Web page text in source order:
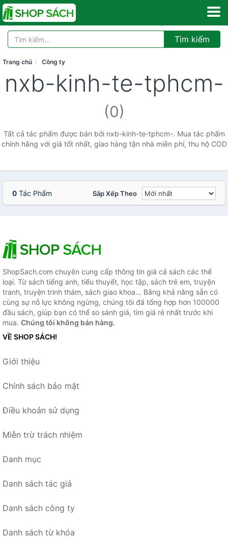
Tìm kiếm
Trang chủ Công ty
nxb-kinh-te-tphcm-
(0)
Tất cả tác phẩm được bán bởi nxb-kinh-te-tphcm-. Mua tác phẩm
chính hãng với giá tốt nhất, giao hàng tận nhà miễn phí, thu hộ COD
0 Tác Phẩm Sắp Xếp Theo
ShopSach.com chuyên cung cấp thông tin giá cả sách các thể
loại. Từ sách tiếng anh, tiểu thuyết, học tập, sách trẻ em, truyện
tranh, truyện trinh thám, sách giao khoa... Bằng khả năng sẵn có
cùng sự nỗ lực không ngừng, chúng tôi đã tổng hợp hơn 100000
đầu sách, giúp bạn có thể so sánh giá, tìm giá rẻ nhất trước khi
mua. Chúng tôi không bán hàng.
VỀ SHOP SÁCH!
Giới thiệu
Chính sách bảo mật
Điều khoản sử dụng
Miễn trừ trách nhiệm
Danh mục
Danh sách tác giả
Danh sách công ty
Danh sách từ khóa